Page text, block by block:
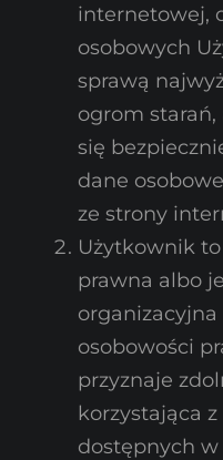
internetowej,
osobowych
sprawą
ogrom
się
dane
ze strony
Użytkownik to
prawna albo
osobowości
przyznaje
korzystająca
dostępnych